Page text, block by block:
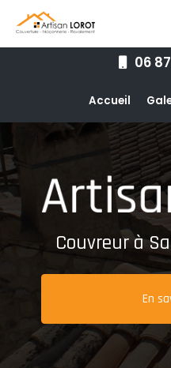
contenu
principal
06
Accueil
Couvreur à
En